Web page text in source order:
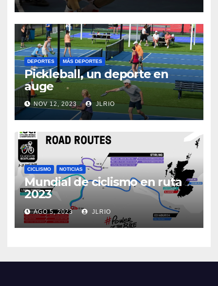
DEPORTES MÁS DEPORTES
Pickleball, un deporte en
auge
NOV 12, 2023 JLRIO
CICLISMO NOTICIAS
Mundial de ciclismo en ruta
2023
AGO 5, 2023 JLRIO